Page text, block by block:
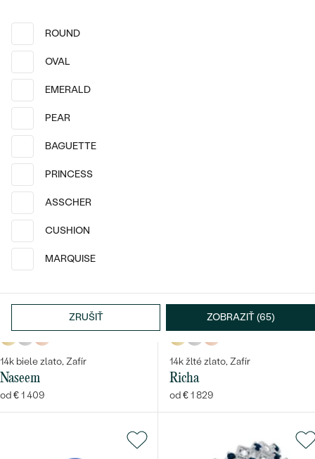
ROUND
OVAL
EMERALD
PEAR
BAGUETTE
PRINCESS
ASSCHER
CUSHION
MARQUISE
ZRUŠIŤ ZOBRAZIŤ (65)
14k 14k
14k žlté zlato, Lab-grown zafír
od € 1 329
14k biele zlato, Zafír
Naseem
od € 1 409
14k žlté zlato, Zafír
Richa
od € 1 829